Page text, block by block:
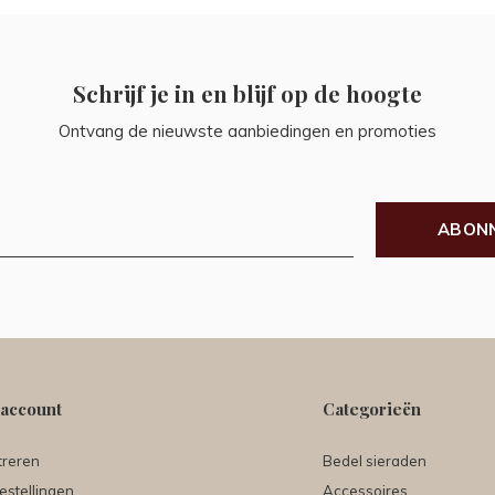
Schrijf je in en blijf op de hoogte
Ontvang de nieuwste aanbiedingen en promoties
Categorieën
Bedel sieraden
Accessoires